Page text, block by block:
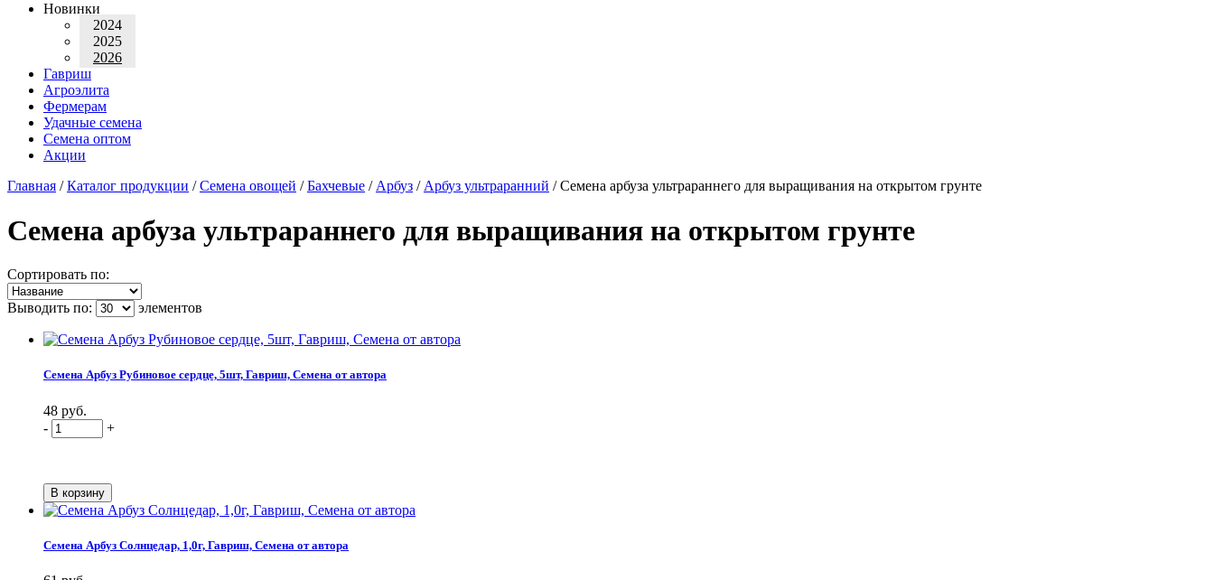
Новинки
2024
2025
2026
Гавриш
Агроэлита
Фермерам
Удачные семена
Семена оптом
Акции
Главная /Каталог продукции /Семена овощей /Бахчевые /Арбуз /Арбуз ультраранний /Семена арбуза ультрараннего для выращивания на открытом грунте
Семена арбуза ультрараннего для выращивания на открытом грунте
Сортировать по:
Выводить по: элементов
Семена Арбуз Рубиновое сердце, 5шт, Гавриш, Семена от автора
48 руб.
-
+
Семена Арбуз Солнцедар, 1,0г, Гавриш, Семена от автора